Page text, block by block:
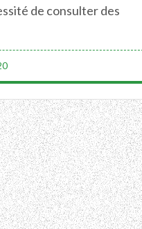
de consulter des